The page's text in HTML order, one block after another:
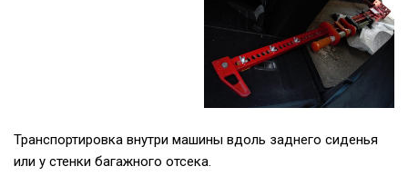
Транспортировка внутри машины вдоль заднего сиденья
или у стенки багажного отсека.